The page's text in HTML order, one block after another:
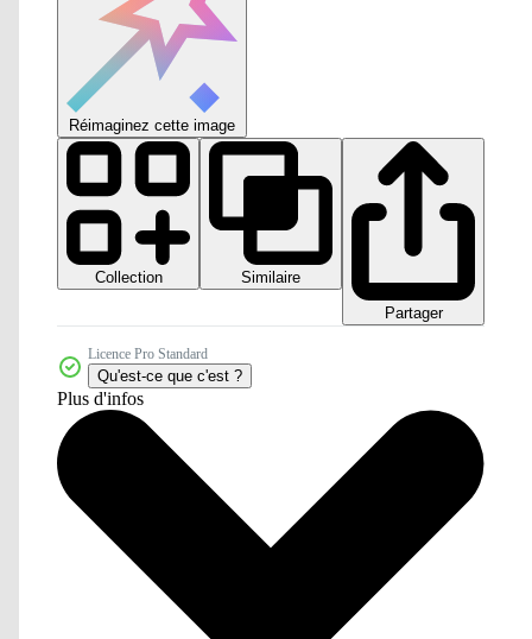
Réimaginez cette image
Collection
Similaire
Partager
Licence Pro Standard
Qu'est-ce que c'est ?
Plus d'infos